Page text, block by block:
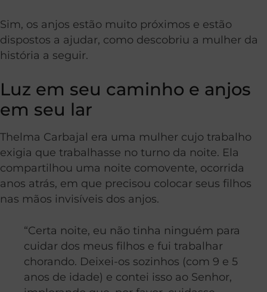
Sim, os anjos estão muito próximos e estão
dispostos a ajudar, como descobriu a mulher da
história a seguir.
Luz em seu caminho e anjos
em seu lar
Thelma Carbajal era uma mulher cujo trabalho
exigia que trabalhasse no turno da noite. Ela
compartilhou uma noite comovente, ocorrida
anos atrás, em que precisou colocar seus filhos
nas mãos invisíveis dos anjos.
“Certa noite, eu não tinha ninguém para
cuidar dos meus filhos e fui trabalhar
chorando. Deixei-os sozinhos (com 9 e 5
anos de idade) e contei isso ao Senhor,